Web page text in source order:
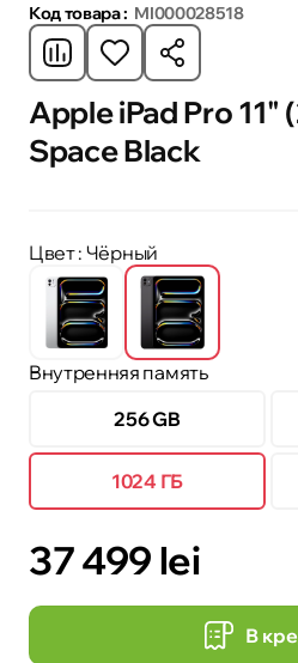
Код товара : MI000028518
Apple iPad Pro 11"
Space Black
Цвет: Чёрный
Внутренняя память
256 GB
1024 ГБ
37 499 lei
В